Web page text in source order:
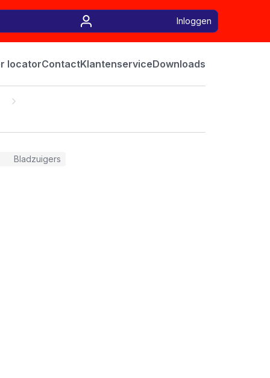
Inloggen
locatorContactKlantenserviceDownloads
Bladzuigers